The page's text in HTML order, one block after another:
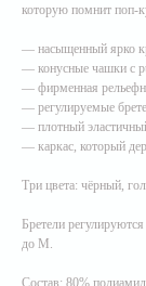
которую помнит поп-
— насыщенный ярко
— конусные чашки с
— фирменная
— регулируемые
— плотный
— каркас, который
Три цвета: чёрный,
Бретели
до M.